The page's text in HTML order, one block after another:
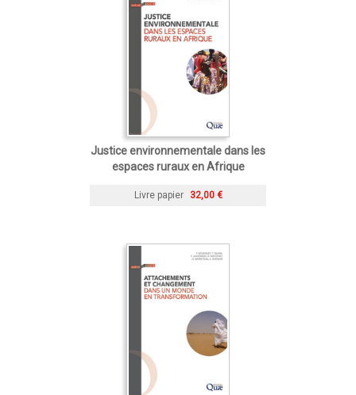
Justice environnementale dans les
espaces ruraux en Afrique
Livre papier 32,00 €